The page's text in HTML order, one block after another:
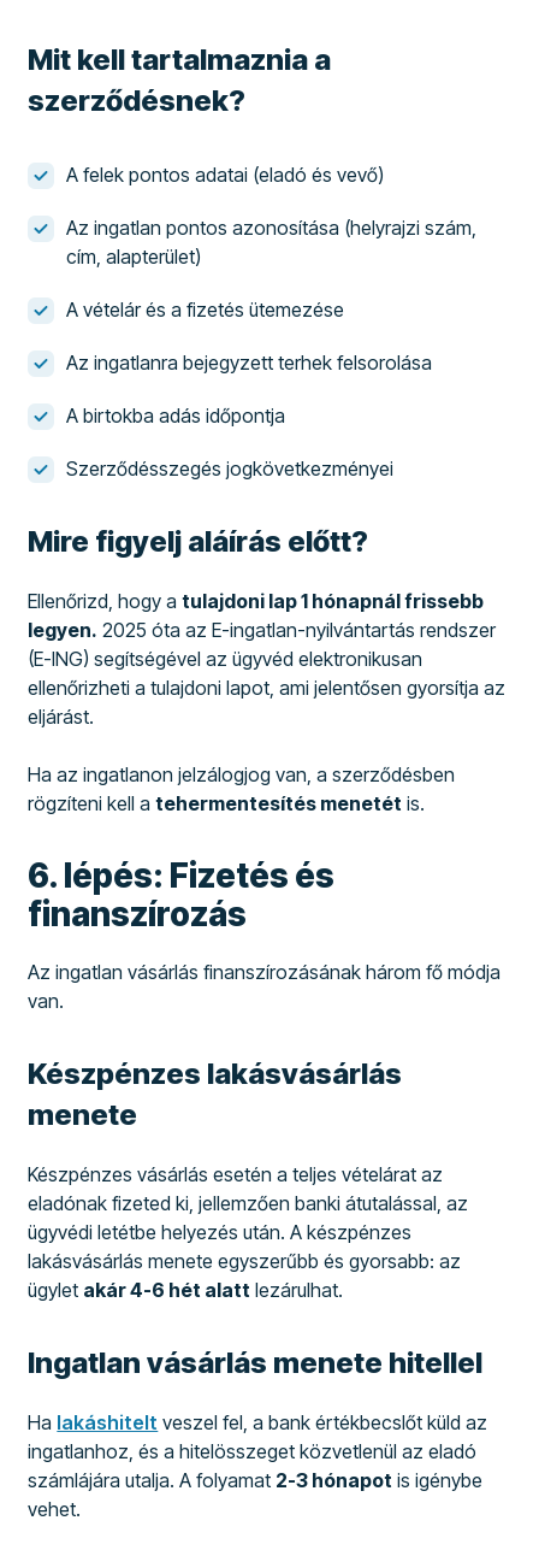
Mit kell tartalmaznia a
szerződésnek?
A felek pontos adatai (eladó és vevő)
Az ingatlan pontos azonosítása (helyrajzi szám,
cím, alapterület)
A vételár és a fizetés ütemezése
Az ingatlanra bejegyzett terhek felsorolása
A birtokba adás időpontja
Szerződésszegés jogkövetkezményei
Mire figyelj aláírás előtt?
Ellenőrizd, hogy atulajdoni lap 1 hónapnál frissebb
legyen. 2025 óta az E-ingatlan-nyilvántartás rendszer
(E-ING) segítségével az ügyvéd elektronikusan
ellenőrizheti a tulajdoni lapot, ami jelentősen gyorsítja az
eljárást.
Ha az ingatlanon jelzálogjog van, a szerződésben
rögzíteni kell atehermentesítés menetét is.
6. lépés: Fizetés és
finanszírozás
Az ingatlan vásárlás finanszírozásának három fő módja
van.
Készpénzes lakásvásárlás
menete
Készpénzes vásárlás esetén a teljes vételárat az
eladónak fizeted ki, jellemzően banki átutalással, az
ügyvédi letétbe helyezés után. A készpénzes
lakásvásárlás menete egyszerűbb és gyorsabb: az
ügylet akár 4-6 hét alatt lezárulhat.
Ingatlan vásárlás menete hitellel
Ha lakáshitelt veszel fel, a bank értékbecslőt küld az
ingatlanhoz, és a hitelösszeget közvetlenül az eladó
számlájára utalja. A folyamat 2-3 hónapot is igénybe
vehet.